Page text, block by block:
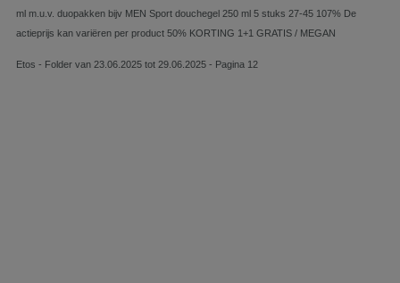
ml m.u.v. duopakken bijv MEN Sport douchegel 250 ml 5 stuks 27-45 107% De
actieprijs kan variëren per product 50% KORTING 1+1 GRATIS / MEGAN
Etos - Folder van 23.06.2025 tot 29.06.2025 - Pagina 12